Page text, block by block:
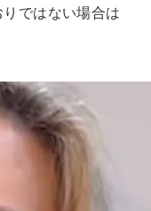
ではない場合は